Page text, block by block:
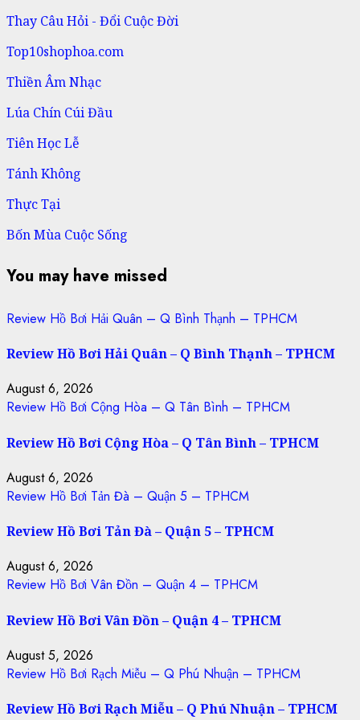
Thay Câu Hỏi - Đổi Cuộc Đời
Top10shophoa.com
Thiền Âm Nhạc
Lúa Chín Cúi Đầu
Tiên Học Lễ
Tánh Không
Thực Tại
Bốn Mùa Cuộc Sống
You may have missed
Review Hồ Bơi Hải Quân – Q Bình Thạnh – TPHCM
Review Hồ Bơi Hải Quân – Q Bình Thạnh – TPHCM
August 6, 2026
Review Hồ Bơi Cộng Hòa – Q Tân Bình – TPHCM
Review Hồ Bơi Cộng Hòa – Q Tân Bình – TPHCM
August 6, 2026
Review Hồ Bơi Tản Đà – Quận 5 – TPHCM
Review Hồ Bơi Tản Đà – Quận 5 – TPHCM
August 6, 2026
Review Hồ Bơi Vân Đồn – Quận 4 – TPHCM
Review Hồ Bơi Vân Đồn – Quận 4 – TPHCM
August 5, 2026
Review Hồ Bơi Rạch Miễu – Q Phú Nhuận – TPHCM
Review Hồ Bơi Rạch Miễu – Q Phú Nhuận – TPHCM